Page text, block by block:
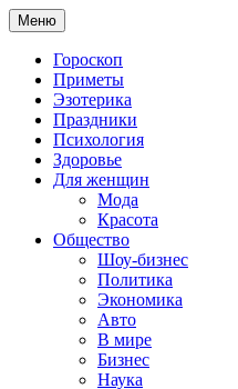
Меню
Гороскоп
Приметы
Эзотерика
Праздники
Психология
Здоровье
Для женщин
Мода
Красота
Общество
Шоу-бизнес
Политика
Экономика
Авто
В мире
Бизнес
Наука